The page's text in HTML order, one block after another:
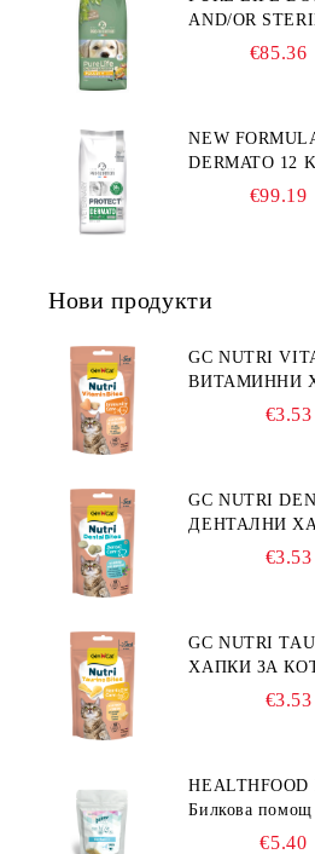
ГЛУТЕН.
ФРАНЦИЯ.
AND/OR
CHICKEN 12
КАСТРИРАНИ
ПОРОДИ НА
ГОДИНА, С
€85.36
NEW
DERMATO
ДИЕТИЧНА
ЗАГУБА НА
СЪСТАВКИ И
€99.19
Нови продукти
GC NUTRI
ВИТАМИННИ
€3.53
GC NUTRI
ДЕНТАЛНИ
€3.53
GC NUTRI
ХАПКИ ЗА
€3.53
HEALTHFOOD
Билкова помощ
€5.40